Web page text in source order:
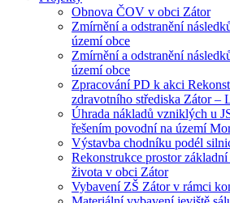
Obnova ČOV v obci Zátor
Zmírnění a odstranění
území obce
Zmírnění a odstranění
území obce
Zpracování PD k akci
zdravotního střediska Zátor –
Úhrada nákladů vzniklých u
řešením povodní na území
Výstavba chodníku podél
Rekonstrukce prostor
života v obci Zátor
Vybavení ZŠ Zátor v rámci